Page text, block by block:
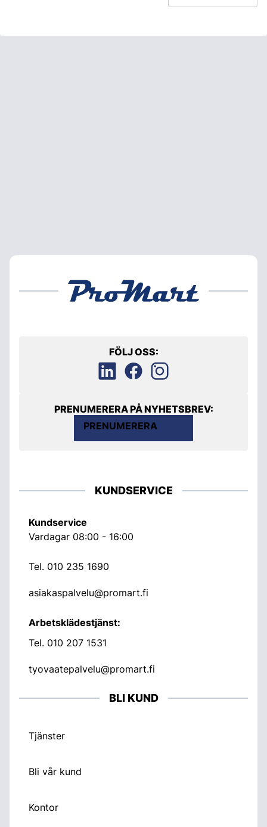
FÖLJ OSS:
PRENUMERERA PÅ NYHETSBREV:
PRENUMERERA
KUNDSERVICE
Kundservice
Vardagar 08:00 - 16:00
Tel. 010 235 1690
asiakaspalvelu@promart.fi
Arbetsklädestjänst:
Tel. 010 207 1531
tyovaatepalvelu@promart.fi
BLI KUND
Tjänster
Bli vår kund
Kontor